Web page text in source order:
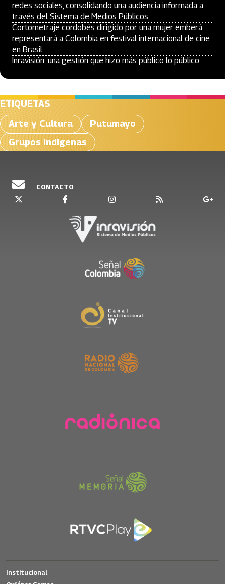
redes sociales, consolidando una audiencia informada a
través del Sistema de Medios Públicos
Cortometraje cordobés dirigido por una mujer emberá
representará a Colombia en festival internacional de cine
en Brasil
Inravisión: una gestión que hizo más público lo público
ETIQUETAS
Arte y Cultura
Putumayo
Grupos Indigenas
CONTACTO
Institucional